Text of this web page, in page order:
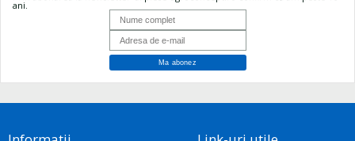
ani.